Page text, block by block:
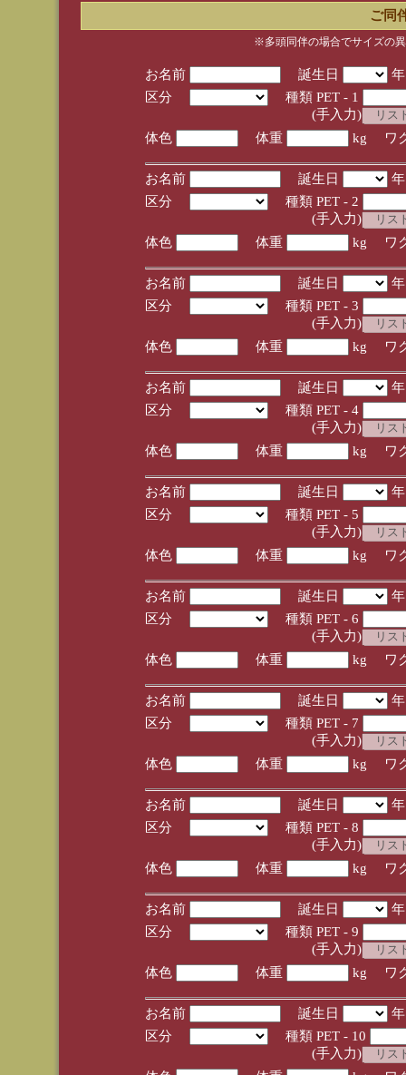
ご同
※多頭同伴の場合でサイズの
お名前 誕生日
区分
種類 PET - 1
(手入力)
体色
体重 kg ワ
お名前 誕生日
区分
種類 PET - 2
(手入力)
体色
体重 kg ワ
お名前 誕生日
区分
種類 PET - 3
(手入力)
体色
体重 kg ワ
お名前 誕生日
区分
種類 PET - 4
(手入力)
体色
体重 kg ワ
お名前 誕生日
区分
種類 PET - 5
(手入力)
体色
体重 kg ワ
お名前 誕生日
区分
種類 PET - 6
(手入力)
体色
体重 kg ワ
お名前 誕生日
区分
種類 PET - 7
(手入力)
体色
体重 kg ワ
お名前 誕生日
区分
種類 PET - 8
(手入力)
体色
体重 kg ワ
お名前 誕生日
区分
種類 PET - 9
(手入力)
体色
体重 kg ワ
お名前 誕生日
区分
種類 PET - 10
(手入力)